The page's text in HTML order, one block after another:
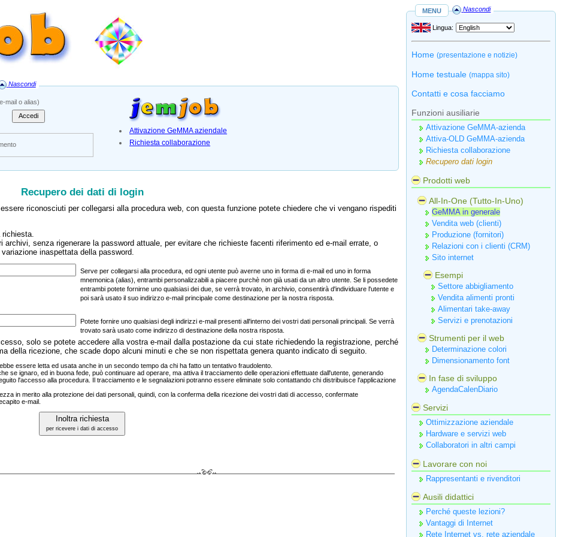
Nascondi
o alias)
Accedi
Attivazione GeMMA aziendale
Richiesta collaborazione
Recupero dei dati di login
riconosciuti per collegarsi alla procedura web, con questa funzione potete chiedere che vi vengano rispediti
senza rigenerare la password attuale, per evitare che richieste facenti riferimento ed e‑mail errate, o
inaspettata della password.
Serve per collegarsi alla procedura, ed ogni utente può averne uno in forma di e‑mail ed uno in forma
mnemonica (alias), entrambi personalizzabili a piacere purchè non già usati da un altro utente. Se li possedete
entrambi potete fornirne uno qualsiasi dei due, se verrà trovato, in archivio, consentirà d'individuare l'utente e
poi sarà usato il suo indirizzo e‑mail principale come destinazione per la nostra risposta.
Potete fornire uno qualsiasi degli indirizzi e‑mail presenti all'interno dei vostri dati personali principali. Se verrà
trovato sarà usato come indirizzo di destinazione della nostra risposta.
solo se potete accedere alla vostra e‑mail dalla postazione da cui state richiedendo la registrazione, perché
della ricezione, che scade dopo alcuni minuti e che se non rispettata genera quanto indicato di seguito.
essere letta ed usata anche in un secondo tempo da chi ha fatto un tentativo fraudolento.
se ignaro, ed in buona fede, può continuare ad operare, ma attiva il tracciamento delle operazioni effettuate dall'utente, generando
l'accesso alla procedura. Il tracciamento e le segnalazioni potranno essere eliminate solo contattando chi distribuisce l'applicazione
in merito alla protezione dei dati personali, quindi, con la conferma della ricezione dei vostri dati di accesso, confermate
e‑mail.
Inoltra richiesta
per ricevere i dati di accesso
menu Nascondi
Lingua:
Home (presentazione e notizie)
Home testuale (mappa sito)
Contatti e cosa facciamo
Funzioni ausiliarie
Attivazione GeMMA-azienda
Attiva-OLD GeMMA-azienda
Richiesta collaborazione
Recupero dati login
Prodotti web
All-In-One (Tutto-In-Uno)
GeMMA in generale
Vendita web (clienti)
Produzione (fornitori)
Relazioni con i clienti (CRM)
Sito internet
Esempi
Settore abbigliamento
Vendita alimenti pronti
Alimentari take-away
Servizi e prenotazioni
Strumenti per il web
Determinazione colori
Dimensionamento font
In fase di sviluppo
AgendaCalenDiario
Servizi
Ottimizzazione aziendale
Hardware e servizi web
Collaboratori in altri campi
Lavorare con noi
Rappresentanti e rivenditori
Ausili didattici
Perché queste lezioni?
Vantaggi di Internet
Rete Internet vs. rete aziendale